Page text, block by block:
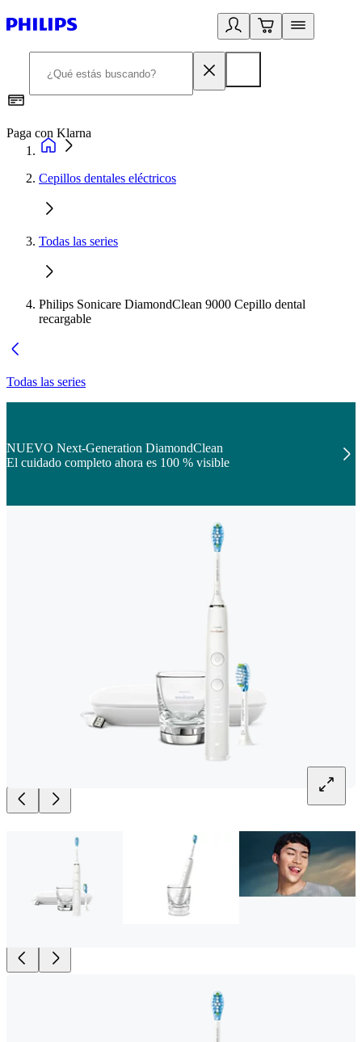
Paga con Klarna
Cepillos dentales eléctricos
Todas las series
Philips Sonicare DiamondClean 9000 Cepillo dental
recargable
Todas las series
NUEVO Next-Generation DiamondClean
El cuidado completo ahora es 100 % visible